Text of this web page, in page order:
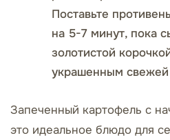
Поставьте
на 5-7 минут, пока
золотистой
украшенным
Запеченный картофель с
это идеальное блюдо для